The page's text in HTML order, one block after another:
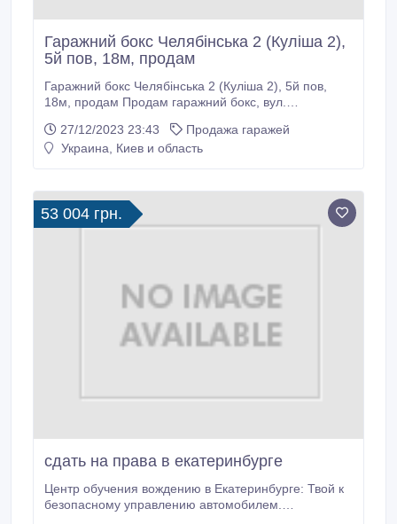
Гаражний бокс Челябінська 2 (Куліша 2),
5й пов, 18м, продам
Гаражний бокс Челябінська 2 (Куліша 2), 5й пов,
18м, продам Продам гаражний бокс, вул.
Лівобережний Гараж знаходиться на 5 поверсі 6ти
поверхової будівлі Зручний серпантин для заїзду
3х навісних замків Електрика безкоштовна (безліміт),
розетка радянська, лампочка радянська, лічильник
радянський.
27/12/2023 23:43
Продажа гаражей
Украина, Киев и область
53 004 грн.
сдать на права в екатеринбурге
Центр обучения вождению в Екатеринбурге: Твой к
безопасному управлению автомобилем.